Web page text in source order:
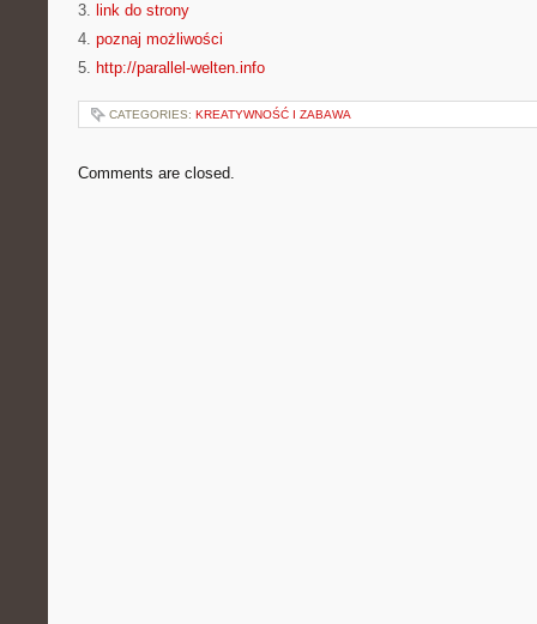
3. link do strony
4. poznaj możliwości
5. http://parallel-welten.info
CATEGORIES: KREATYWNOŚĆ I ZABAWA
Comments are closed.